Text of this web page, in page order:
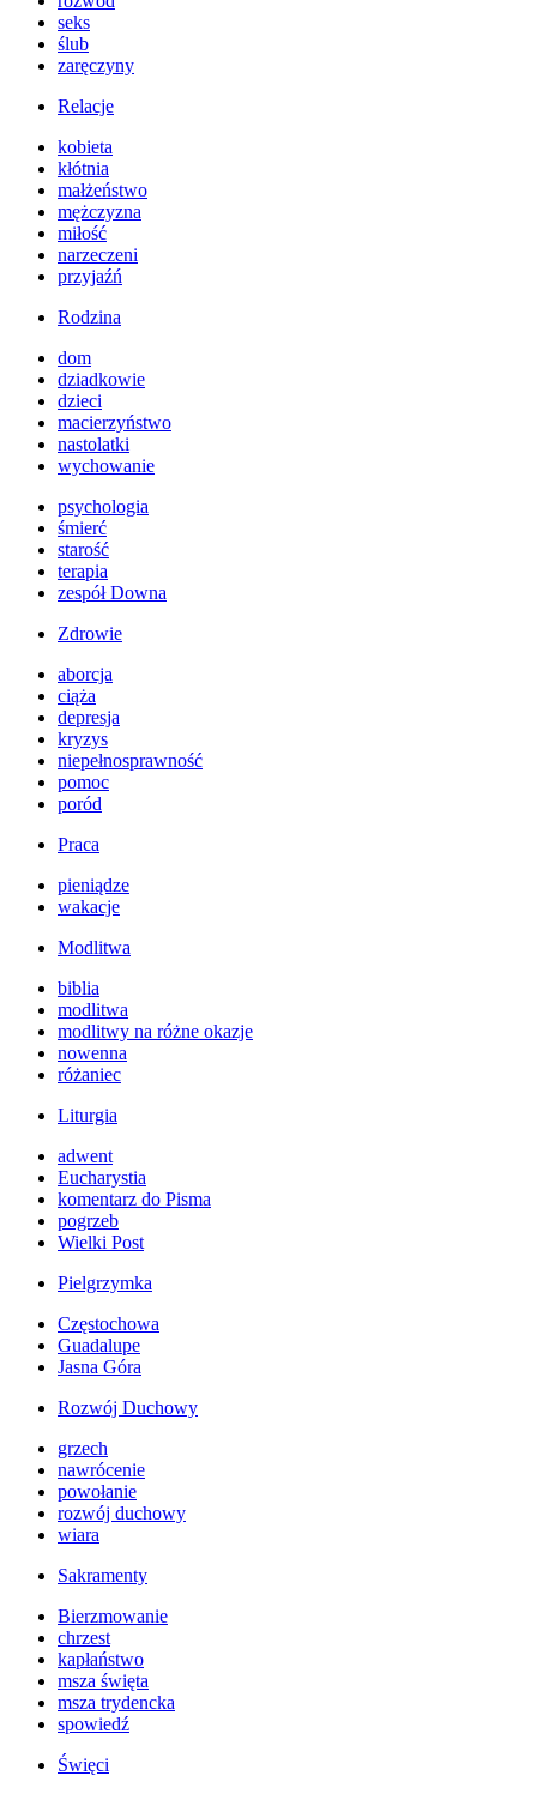
seks
ślub
zaręczyny
Relacje
kobieta
kłótnia
małżeństwo
mężczyzna
miłość
narzeczeni
przyjaźń
Rodzina
dom
dziadkowie
dzieci
macierzyństwo
nastolatki
wychowanie
psychologia
śmierć
starość
terapia
zespół Downa
Zdrowie
aborcja
ciąża
depresja
kryzys
niepełnosprawność
pomoc
poród
Praca
pieniądze
wakacje
Modlitwa
biblia
modlitwa
modlitwy na różne okazje
nowenna
różaniec
Liturgia
adwent
Eucharystia
komentarz do Pisma
pogrzeb
Wielki Post
Pielgrzymka
Częstochowa
Guadalupe
Jasna Góra
Rozwój Duchowy
grzech
nawrócenie
powołanie
rozwój duchowy
wiara
Sakramenty
Bierzmowanie
chrzest
kapłaństwo
msza święta
msza trydencka
spowiedź
Święci